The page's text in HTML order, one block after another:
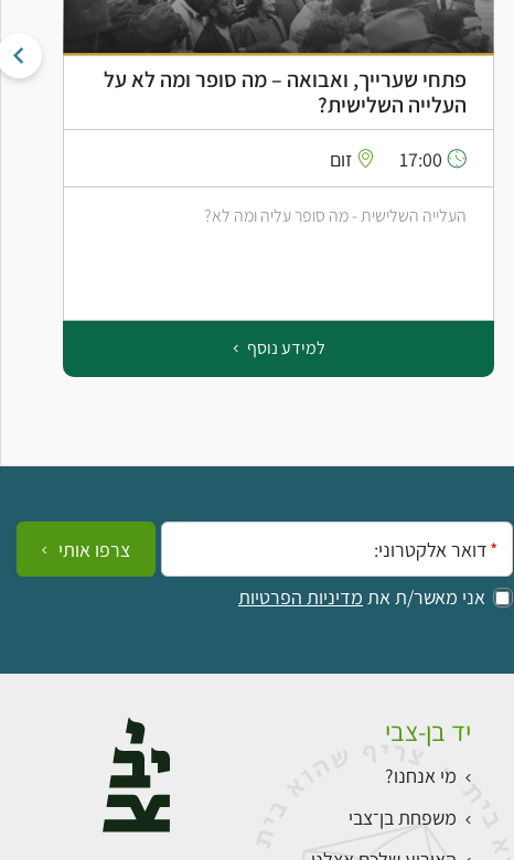
פתחי שערייך, ואבואה – מה סופר ומה לא על
העלייה השלישית?
17:00 זום
העלייה השלישית - מה סופר עליה ומה לא?
למידע נוסף
אימייל:
אני מאשר/ת את מדיניות הפרטיות
צרפו אותי
יד בן-צבי
מי אנחנו?
משפחת בן־צבי